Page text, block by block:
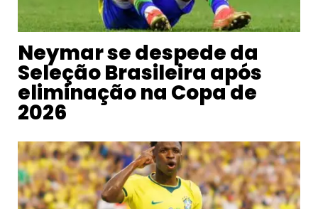
Neymar se despede da
Seleção Brasileira após
eliminação na Copa de
2026